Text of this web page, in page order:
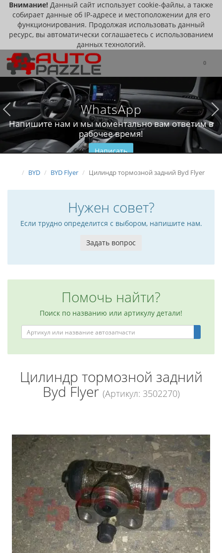
Внимание! Данный сайт использует cookie-файлы, а также
собирает данные об IP-адресе и местоположении для его
функционирования. Продолжая использовать данный
ресурс, вы автоматически соглашаетесь с использованием
данных технологий.
0
WhatsApp
Напишите нам и мы моментально вам ответим в
рабочее время!
Написать
BYD BYD Flyer Цилиндр тормозной задний Byd Flyer
Нужен совет?
Если трудно определится с выбором, напишите нам.
Задать вопрос
Помочь найти?
Поиск по названию или артикулу детали!
Цилиндр тормозной задний
Byd Flyer (Артикул: 3502270)